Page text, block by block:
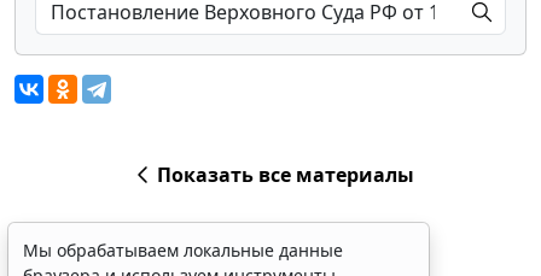
Показать все материалы
Мы обрабатываем локальные данные